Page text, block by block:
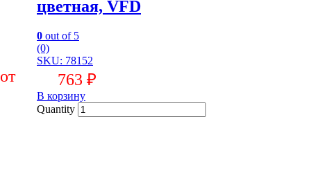
цветная, VFD
0 out of 5
(0)
SKU: 78152
763 ₽
В корзину
Quantity